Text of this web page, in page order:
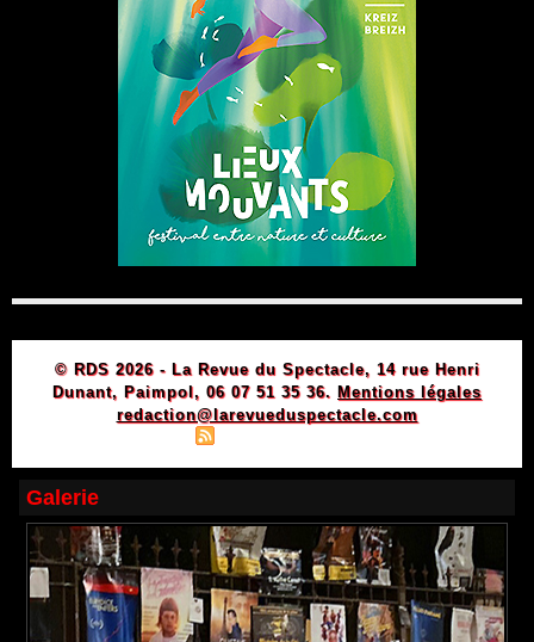
© RDS 2026 - La Revue du Spectacle, 14 rue Henri
Dunant, Paimpol, 06 07 51 35 36. Mentions légales
redaction@larevueduspectacle.com
Galerie